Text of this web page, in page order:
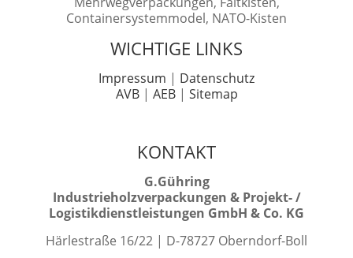
Containersystemmodel, NATO-Kisten
WICHTIGE LINKS
Impressum | Datenschutz
AVB| AEB| Sitemap
KONTAKT
G.Gühring
Industrieholzverpackungen & Projekt- /
Logistikdienstleistungen GmbH & Co. KG
Härlestraße 16/22 | D-78727 Oberndorf-Boll